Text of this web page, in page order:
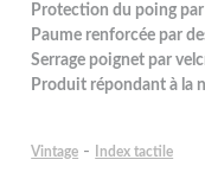
Protection du poing
Paume renforcée par
Serrage poignet par
Produit répondant à la
Vintage - Index tactile